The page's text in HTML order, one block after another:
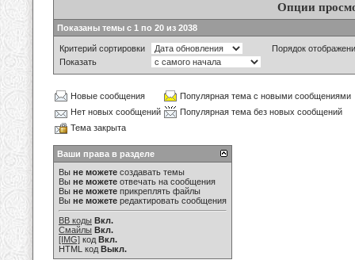
Опции
Показаны темы с 1 по 20 из 2038
Критерий сортировки
Порядок
Показать
Новые сообщения
Популярная тема с новыми сообщениями
Нет новых сообщений
Популярная тема без новых сообщений
Тема закрыта
Ваши права в разделе
Вы не можете создавать темы
Вы не можете отвечать на сообщения
Вы не можете прикреплять файлы
Вы не можете редактировать сообщения
BB коды Вкл.
Смайлы Вкл.
[IMG] код Вкл.
HTML код Выкл.